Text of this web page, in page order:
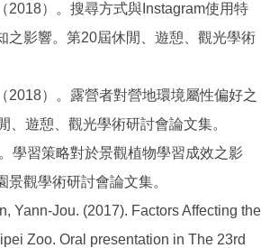
2018）。搜尋方式與Instagram使用特
之影響。第20屆休閒、遊憩、觀光學術
2018）。露營者對營地環境屬性偏好之
、遊憩、觀光學術研討會論文集。
學習策略對於景觀植物學習成效之影
景觀學術研討會論文集。
Yann-Jou. (2017). Factors Affecting the
Zoo. Oral presentation in The 23rd